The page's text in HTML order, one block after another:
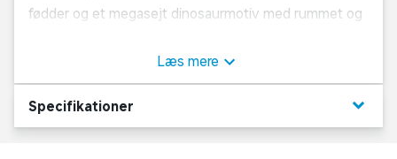
fødder og et megasejt dinosaurmotiv med rummet og
praktisk natbelysning og visere, som lyser i mørket.
Vækkeuret er lydløst, så du ikke bliver forstyrret af
dets tikken. Et AA-batteri (1,5 V) medfølger og kan
skiftes ud. Vækkeurets diameter er ca. 11 cm.
Læs mere
Specifikationer keyboard_arrow_down